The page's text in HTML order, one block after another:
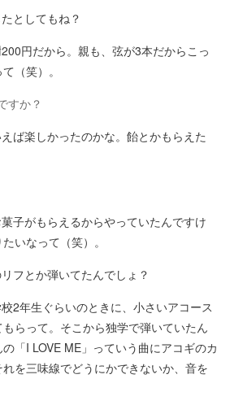
としてもね？
200円だから。親も、弦が3本だからこっ
（笑）。
すか？
ば楽しかったのかな。飴とかもらえた
菓子がもらえるからやっていたんですけ
いなって（笑）。
フとか弾いてたんでしょ？
2年生ぐらいのときに、小さいアコース
らって。そこから独学で弾いていたん
「I LOVE ME」っていう曲にアコギのカ
を三味線でどうにかできないか、音を